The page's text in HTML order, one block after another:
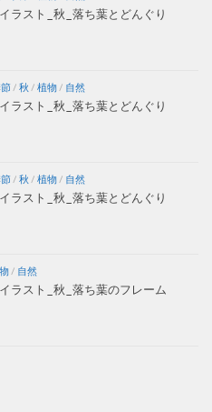
ラスト_秋_落ち葉とどんぐり
/ 秋 / 植物/ 自然
ラスト_秋_落ち葉とどんぐり
/ 秋 / 植物/ 自然
ラスト_秋_落ち葉とどんぐり
/ 自然
ラスト_秋_落ち葉のフレーム